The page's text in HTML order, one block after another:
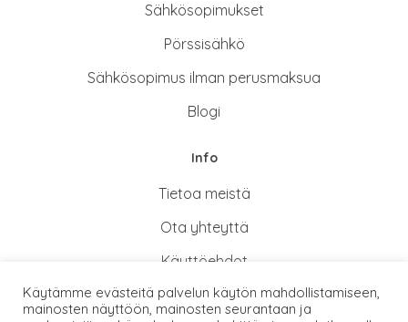
Sähkösopimukset
Pörssisähkö
Sähkösopimus ilman perusmaksua
Blogi
Info
Tietoa meistä
Ota yhteyttä
Käyttöehdot
Tietosuoja- ja rekisteriseloste
Käytämme evästeitä palvelun käytön mahdollistamiseen,
mainosten näyttöön, mainosten seurantaan ja